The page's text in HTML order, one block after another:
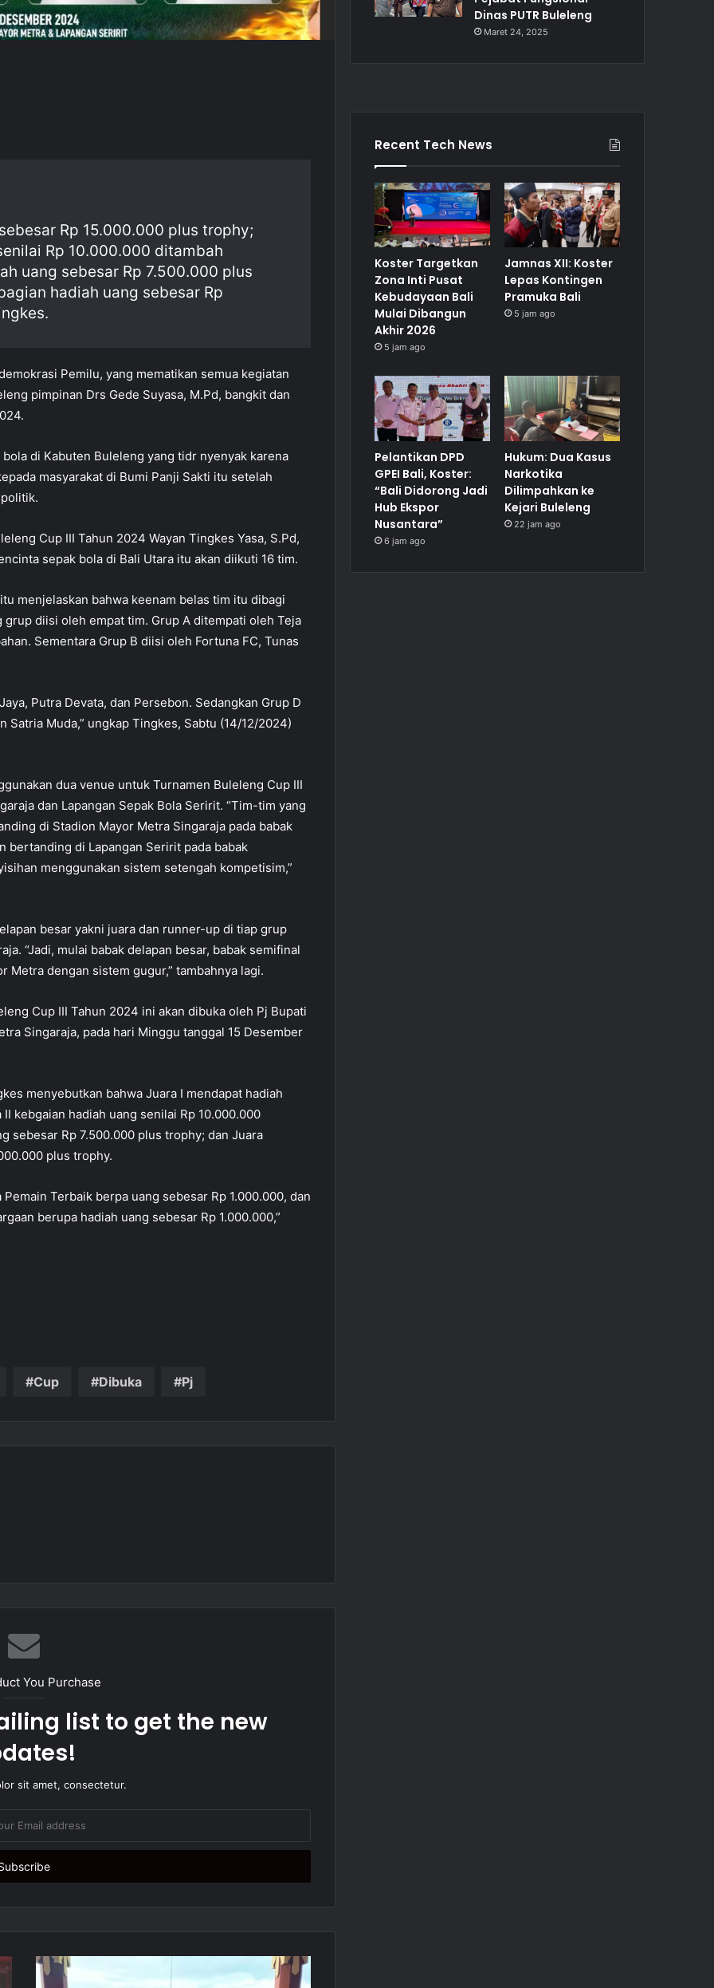
Rp 15.000.000 plus trophy;
Rp 10.000.000 ditambah
uang sebesar Rp 7.500.000 plus
hadiah uang sebesar Rp
Pemilu, yang mematikan semua kegiatan
pimpinan Drs Gede Suyasa, M.Pd, bangkit dan
di Kabuten Buleleng yang tidr nyenyak karena
masyarakat di Bumi Panji Sakti itu setelah
Cup III Tahun 2024 Wayan Tingkes Yasa, S.Pd,
sepak bola di Bali Utara itu akan diikuti 16 tim.
menjelaskan bahwa keenam belas tim itu dibagi
diisi oleh empat tim. Grup A ditempati oleh Teja
Sementara Grup B diisi oleh Fortuna FC, Tunas
Putra Devata, dan Persebon. Sedangkan Grup D
Satria Muda,” ungkap Tingkes, Sabtu (14/12/2024)
dua venue untuk Turnamen Buleleng Cup III
dan Lapangan Sepak Bola Seririt. “Tim-tim yang
di Stadion Mayor Metra Singaraja pada babak
bertanding di Lapangan Seririt pada babak
menggunakan sistem setengah kompetisim,”
besar yakni juara dan runner-up di tiap grup
“Jadi, mulai babak delapan besar, babak semifinal
Metra dengan sistem gugur,” tambahnya lagi.
Cup III Tahun 2024 ini akan dibuka oleh Pj Bupati
Singaraja, pada hari Minggu tanggal 15 Desember
menyebutkan bahwa Juara I mendapat hadiah
kebgaian hadiah uang senilai Rp 10.000.000
sebesar Rp 7.500.000 plus trophy; dan Juara
plus trophy.
Terbaik berpa uang sebesar Rp 1.000.000, dan
berupa hadiah uang sebesar Rp 1.000.000,”
Cup Dibuka Pj
You Purchase
list to get the new
sit amet, consectetur.
Dinas PUTR Buleleng
Maret 24, 2025
Recent Tech News
Koster Targetkan
Zona Inti Pusat
Kebudayaan Bali
Mulai Dibangun
Akhir 2026
5 jam ago
Jamnas XII: Koster
Lepas Kontingen
Pramuka Bali
5 jam ago
Pelantikan DPD
GPEI Bali, Koster:
“Bali Didorong Jadi
Hub Ekspor
Nusantara”
6 jam ago
Hukum: Dua Kasus
Narkotika
Dilimpahkan ke
Kejari Buleleng
22 jam ago